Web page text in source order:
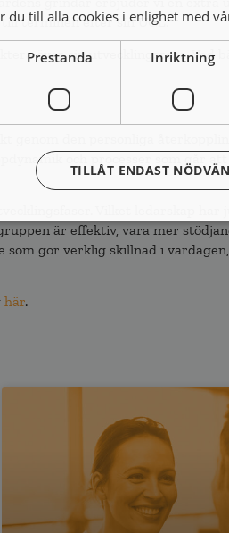
terminen efter sin UGL.
över sin utvecklingsresa. Vad
genom den personliga
och processer som går att
Vilket ledarskap har
är effektiv, vara mer
gör verklig skillnad i
här.
du till alla cookies i enlighet med
Prestanda Inriktning
TILLÅT ENDAST